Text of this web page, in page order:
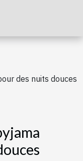
des nuits douces